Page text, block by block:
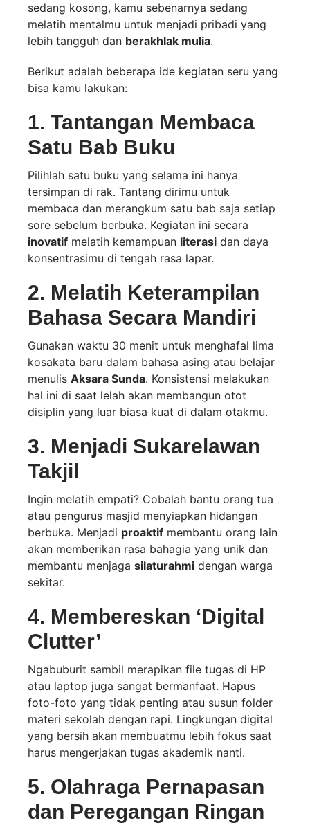
sedang kosong, kamu sebenarnya sedang
melatih mentalmu untuk menjadi pribadi yang
lebih tangguh dan berakhlak mulia.
Berikut adalah beberapa ide kegiatan seru yang
bisa kamu lakukan:
1. Tantangan Membaca
Satu Bab Buku
Pilihlah satu buku yang selama ini hanya
tersimpan di rak. Tantang dirimu untuk
membaca dan merangkum satu bab saja setiap
sore sebelum berbuka. Kegiatan ini secara
inovatif melatih kemampuan literasi dan daya
konsentrasimu di tengah rasa lapar.
2. Melatih Keterampilan
Bahasa Secara Mandiri
Gunakan waktu 30 menit untuk menghafal lima
kosakata baru dalam bahasa asing atau belajar
menulis Aksara Sunda. Konsistensi melakukan
hal ini di saat lelah akan membangun otot
disiplin yang luar biasa kuat di dalam otakmu.
3. Menjadi Sukarelawan
Takjil
Ingin melatih empati? Cobalah bantu orang tua
atau pengurus masjid menyiapkan hidangan
berbuka. Menjadi proaktif membantu orang lain
akan memberikan rasa bahagia yang unik dan
membantu menjaga silaturahmi dengan warga
sekitar.
4. Membereskan ‘Digital
Clutter’
Ngabuburit sambil merapikan file tugas di HP
atau laptop juga sangat bermanfaat. Hapus
foto-foto yang tidak penting atau susun folder
materi sekolah dengan rapi. Lingkungan digital
yang bersih akan membuatmu lebih fokus saat
harus mengerjakan tugas akademik nanti.
5. Olahraga Pernapasan
dan Peregangan Ringan